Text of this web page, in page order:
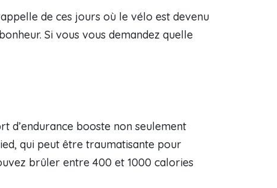
de ces jours où le vélo est devenu
Si vous vous demandez quelle
d’endurance booste non seulement
qui peut être traumatisante pour
brûler entre 400 et 1000 calories